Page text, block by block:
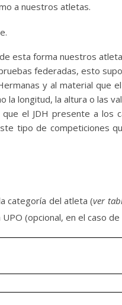
a nuestros atletas.
esta forma nuestros
federadas, esto
y al material que
la longitud, la altura o las
el JDH presente a los
tipo de competiciones
categoría del atleta (ver
(opcional, en el caso